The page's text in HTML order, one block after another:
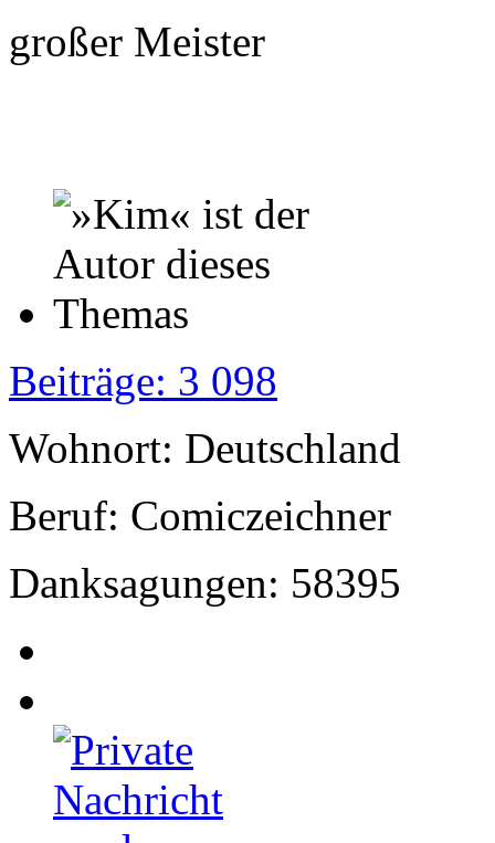
großer Meister
Beiträge: 3 098
Wohnort: Deutschland
Beruf: Comiczeichner
Danksagungen: 58395